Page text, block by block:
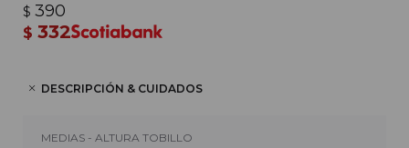
$ 390
$ 332
DESCRIPCIÓN & CUIDADOS
MEDIAS - ALTURA TOBILLO